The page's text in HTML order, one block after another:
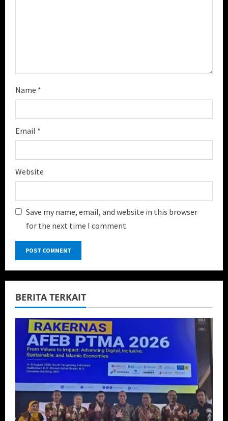
Name *
Email *
Website
Save my name, email, and website in this browser
for the next time I comment.
BERITA TERKAIT